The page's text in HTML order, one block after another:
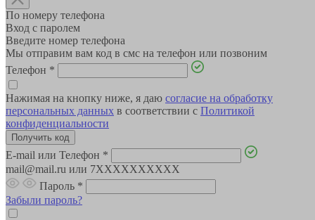
По номеру телефона
Вход с паролем
Введите номер телефона
Мы отправим вам код в смс на телефон или позвоним
Телефон *
Нажимая на кнопку ниже, я даю согласие на обработку
персональных данных в соответствии с Политикой
конфиденциальности
E-mail или Телефон *
mail@mail.ru или 7XXXXXXXXXX
Пароль *
Забыли пароль?